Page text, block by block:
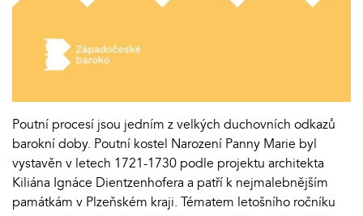
Poutní procesí jsou jedním z velkých duchovních odkazů
barokní doby. Poutní kostel Narození Panny Marie byl
vystavěn v letech 1721-1730 podle projektu architekta
Kiliána Ignáce Dientzenhofera a patří k nejmalebnějším
památkám v Plzeňském kraji. Tématem letošního ročníku